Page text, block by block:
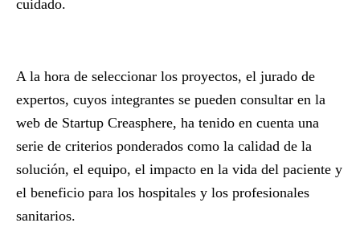
cuidado.
A la hora de seleccionar los proyectos, el jurado de
expertos, cuyos integrantes se pueden consultar en la
web de Startup Creasphere, ha tenido en cuenta una
serie de criterios ponderados como la calidad de la
solución, el equipo, el impacto en la vida del paciente y
el beneficio para los hospitales y los profesionales
sanitarios.